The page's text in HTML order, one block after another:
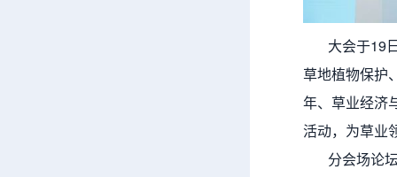
大会于19日
草地植物保护
年、草业经济
活动，为草业
分会场论坛